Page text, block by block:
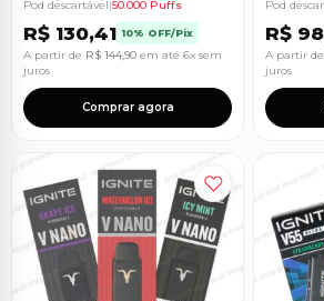
Pod descartável|50.000 Puffs
R$ 130,41 10% OFF/Pix
A partir de R$ 144,90 em até 6x sem
juros
Comprar agora
Pod
R$
A partir de
juros